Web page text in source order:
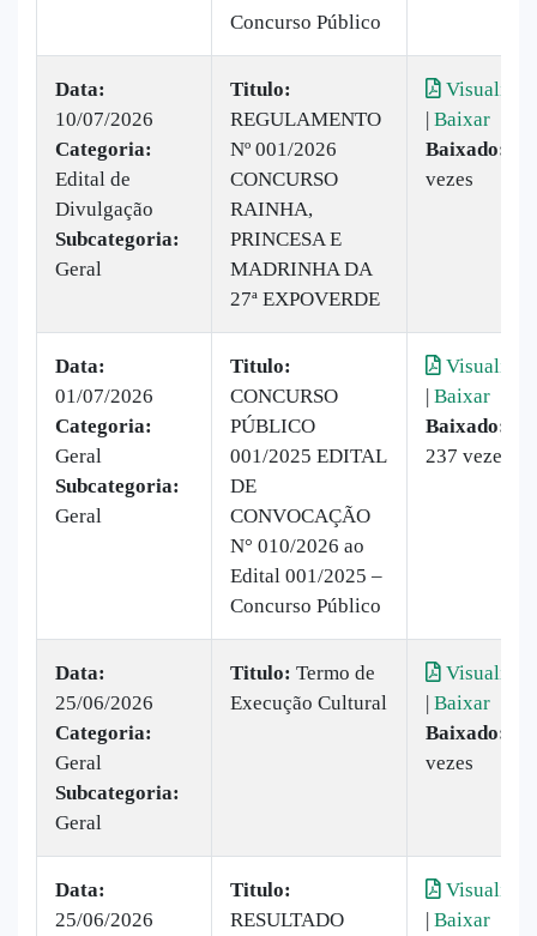
Concurso Público
Data:
10/07/2026
Categoria:
Edital de
Divulgação
Subcategoria:
Geral
Titulo:
REGULAMENTO
Nº 001/2026
CONCURSO
RAINHA,
PRINCESA E
MADRINHA DA
27ª EXPOVERDE
Visualizar
| Baixar
Baixado:
vezes
Data:
01/07/2026
Categoria:
Geral
Subcategoria:
Geral
Titulo:
CONCURSO
PÚBLICO
001/2025 EDITAL
DE
CONVOCAÇÃO
N° 010/2026 ao
Edital 001/2025 –
Concurso Público
Visualizar
| Baixar
Baixado:
237 vezes
Data:
25/06/2026
Categoria:
Geral
Subcategoria:
Geral
Titulo: Termo de
Execução Cultural
Visualizar
| Baixar
Baixado:
vezes
Data:
25/06/2026
Titulo:
RESULTADO
Visualizar
| Baixar